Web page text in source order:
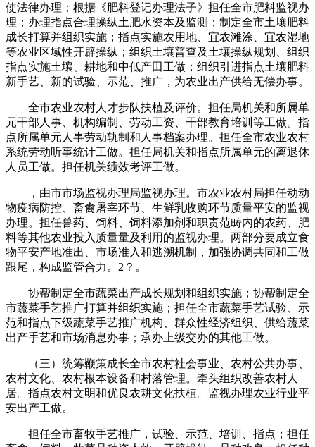
使法律办理；根据《肥料登记办理法子》担任全市肥料监视办
理；办理指点合理操纵土肥水资本及监测；制定全市土壤肥料
成长打算并组织实施；指点实施农用地、宜农滩涂、宜农湿地
等农业区域性开辟操纵；组织土壤普查及土壤操纵规划、组织
指点实施土壤、耕地和中低产田工做；组织引进指点土壤肥料
新手艺、新的试验、示范、推广，为农业出产供给无偿办事。
全市农业农村人才步队扶植及评价。担任局机关和所属单
元干部人事、机构编制、劳动工资、干部教育培训等工做。指
点所属单元人事劳动轨制和人事档案办理。担任全市农业农村
系统劳动听事统计工做。担任局机关和指点所属单元的离退休
人员工做。担任机关绩效考评工做。
，由市市场监视办理局监视办理。市农业农村局担任动动
物疫病防控、畜禽屠宰环节、生鲜乳收购环节质量平安的监视
办理。担任兽药、饲料、饲料添加剂和职责范畴内的农药、肥
料等其他农业投入质量量及利用的监视办理。两部分要成立食
物平安产地准出、市场准入和逃溯机制，加强协调共同和工做
跟尾，构成监管合力。2？。
协帮制定全市蔬菜出产成长规划和组织实施；协帮制定全
市蔬菜手艺推广打算并组织实施；担任全市蔬菜手艺试验、示
范和指点下级蔬菜手艺推广机构、群众性经济组织、供给蔬菜
出产手艺和市场消息办事；承办上级交办的其他工做。
（三）统筹鞭策成长全市农村社会事业、农村公共办事、
农村文化、农村根本设备和村落管理。牵头组织改善农村人
居。指点农村文明和优良农耕文化扶植。监视办理农业行业平
安出产工做。
担任全市畜牧手艺推广，试验、示范、培训、指点；担任